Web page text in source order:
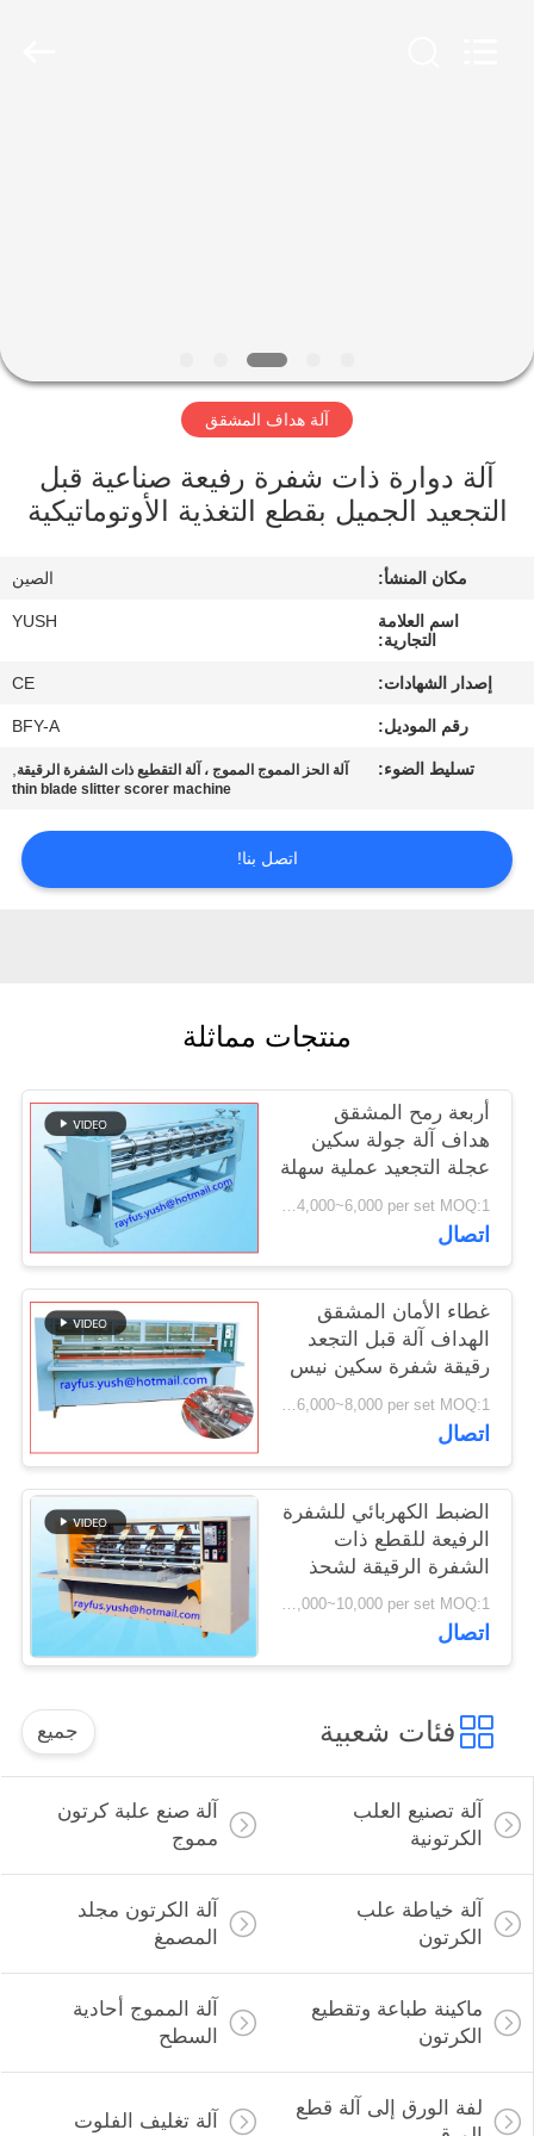
عنا
في
المعمل
مراقبة
الجودة
أخبار
اطلب
PRIVACY
POLICY
آلة هداف المشقق
آلة دوارة ذات شفرة رفيعة صناعية قبل
التجعيد الجميل بقطع التغذية الأوتوماتيكية
مكان المنشأ: الصين
اسم العلامة
التجارية:
YUSH
إصدار الشهادات: CE
رقم الموديل: BFY-A
تسليط الضوء: آلة الحز المموج المموج ، آلة التقطيع ذات الشفرة الرقيقة,
thin blade slitter scorer machine
اتصل بنا!
منتجات مماثلة
أربعة رمح المشقق
هداف آلة جولة سكين
عجلة التجعيد عملية سهلة
USD 4,000~6,000 per set MOQ:1 مجموعة
اتصال
غطاء الأمان المشقق
الهداف آلة قبل التجعد
رقيقة شفرة سكين نيس
قطع حافة
USD 6,000~8,000 per set MOQ:1 مجموعة
اتصال
الضبط الكهربائي للشفرة
الرفيعة للقطع ذات
الشفرة الرقيقة لشحذ
الغطاء الآمن تلقائيًا
USD 8,000~10,000 per set MOQ:1 مجموعة
اتصال
فئات شعبية جميع
آلة تصنيع العلب
الكرتونية
آلة صنع علبة كرتون
مموج
آلة خياطة علب
الكرتون
آلة الكرتون مجلد
المصمغ
ماكينة طباعة وتقطيع
الكرتون
آلة المموج أحادية
السطح
لفة الورق إلى آلة قطع
آلة تغليف الفلوت